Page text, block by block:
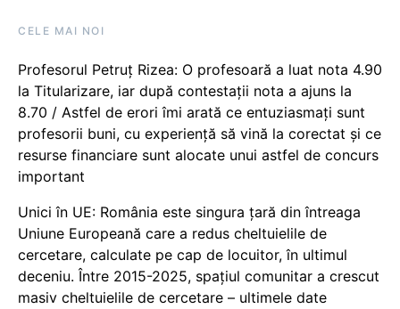
CELE MAI NOI
Profesorul Petruț Rizea: O profesoară a luat nota 4.90
la Titularizare, iar după contestații nota a ajuns la
8.70 / Astfel de erori îmi arată ce entuziasmați sunt
profesorii buni, cu experiență să vină la corectat și ce
resurse financiare sunt alocate unui astfel de concurs
important
Unici în UE: România este singura țară din întreaga
Uniune Europeană care a redus cheltuielile de
cercetare, calculate pe cap de locuitor, în ultimul
deceniu. Între 2015-2025, spațiul comunitar a crescut
masiv cheltuielile de cercetare – ultimele date